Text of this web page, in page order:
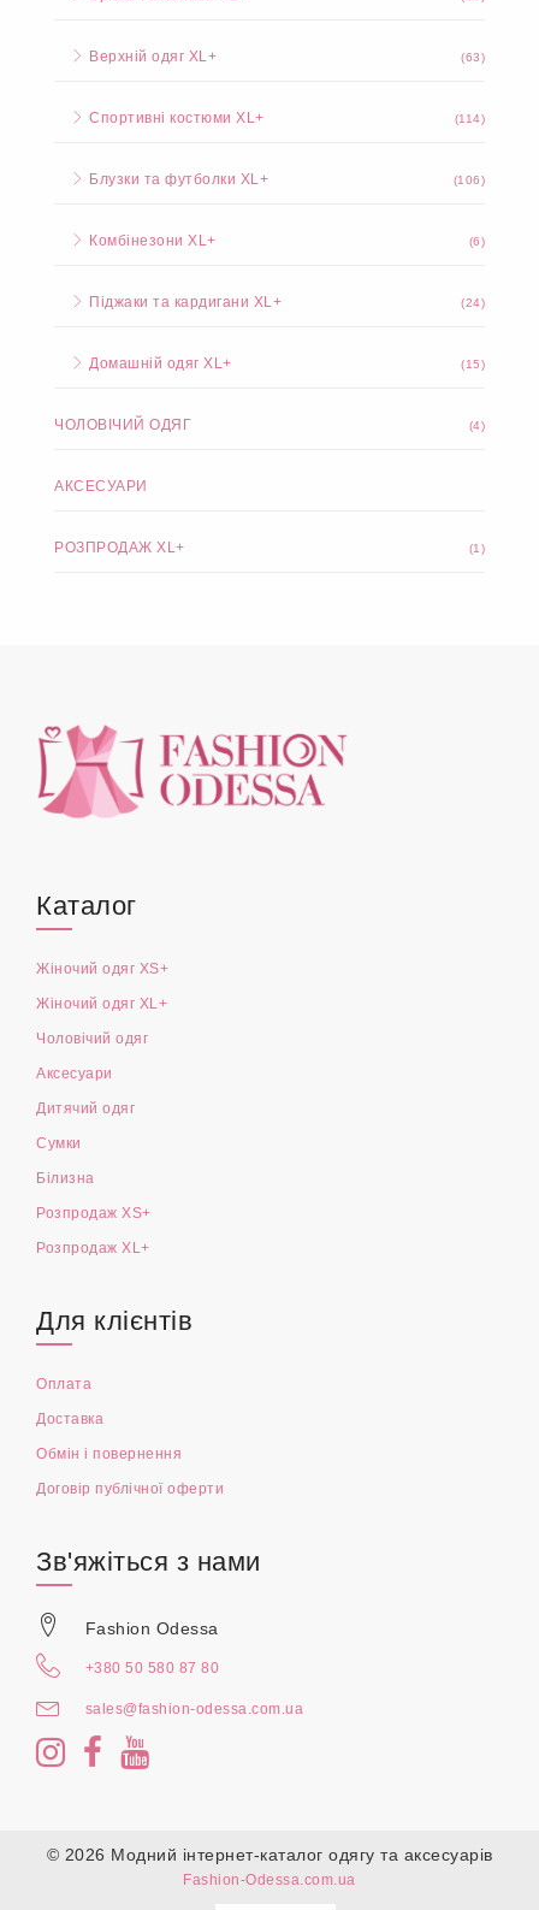
Верхній одяг XL+ (63)
Спортивні костюми XL+ (114)
Блузки та футболки XL+ (106)
Комбінезони XL+ (6)
Піджаки та кардигани XL+ (24)
Домашній одяг XL+ (15)
ЧОЛОВІЧИЙ ОДЯГ (4)
АКСЕСУАРИ
РОЗПРОДАЖ XL+ (1)
Каталог
Жіночий одяг XS+
Жіночий одяг XL+
Чоловічий одяг
Аксесуари
Дитячий одяг
Сумки
Білизна
Розпродаж XS+
Розпродаж XL+
Для клієнтів
Оплата
Доставка
Обмін і повернення
Договір публічної оферти
Зв'яжіться з нами
Fashion Odessa
+380 50 580 87 80
sales@fashion-odessa.com.ua
© 2026 Модний інтернет-каталог одягу та аксесуарів
Fashion-Odessa.com.ua